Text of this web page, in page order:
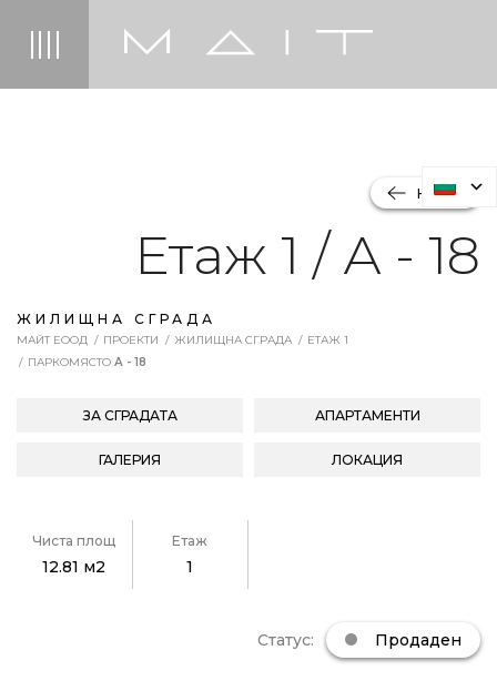
ЖИЛИЩНА СГРАДА
НАЗАД
Етаж 1 / А - 18
МАЙТ ЕООД ПРОЕКТИ ЖИЛИЩНА СГРАДА
ЕТАЖ 1
ПАРКОМЯСТО А - 18
ЗА СГРАДАТА АПАРТАМЕНТИ
ГАЛЕРИЯ ЛОКАЦИЯ
Чиста площ
12.81 м2
Етаж
1
Статус: Продаден